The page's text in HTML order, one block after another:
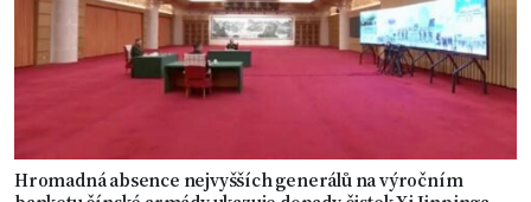
Hromadná absence nejvyšších generálů na výročním